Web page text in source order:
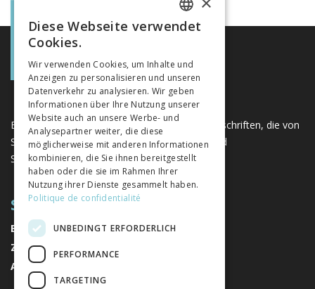
Eine einzigartige Plattform für Bücher und Zeitschriften, die von
Schweizer Verlagen im Bereich der Geistes- und
Sozialwissenschaften herausgegeben werden.
SITEMAP
BÜCHER
ZEITSCHRIFTEN
AUTOREN
FRENCH
ITALIAN
Diese Webseite verwendet
Cookies.
Wir verwenden Cookies, um Inhalte und
Anzeigen zu personalisieren und unseren
Datenverkehr zu analysieren. Wir geben
Informationen über Ihre Nutzung unserer
Website auch an unsere Werbe- und
Analysepartner weiter, die diese
möglicherweise mit anderen Informationen
kombinieren, die Sie ihnen bereitgestellt
haben oder die sie im Rahmen Ihrer
Nutzung ihrer Dienste gesammelt haben.
Politique de confidentialité
UNBEDINGT ERFORDERLICH
PERFORMANCE
TARGETING